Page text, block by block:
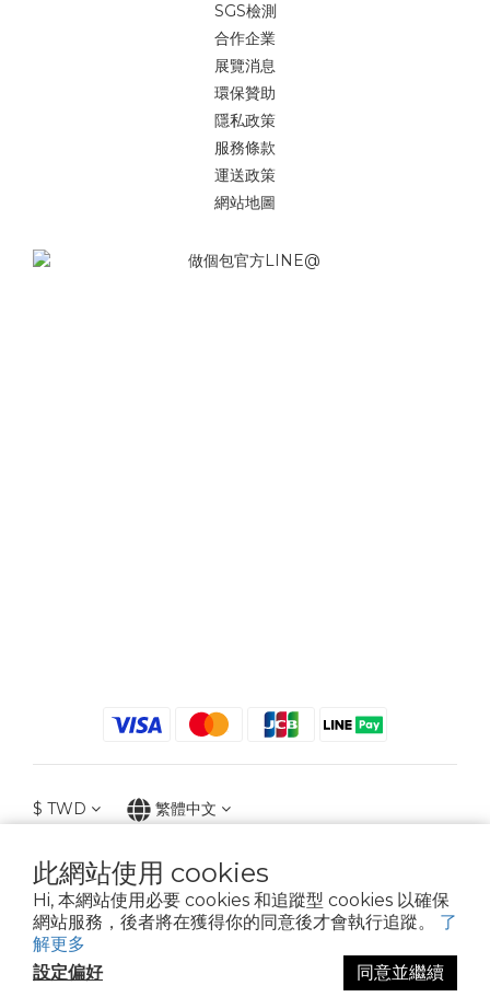
此網站使用 cookies
Hi, 本網站使用必要 cookies 和追蹤型 cookies 以確保
網站服務，後者將在獲得你的同意後才會執行追蹤。 了
解更多
設定偏好
同意並繼續
SGS檢測
合作企業
展覽消息
環保贊助
隱私政策
服務條款
運送政策
網站地圖
$ TWD 繁體中文
2021 © iGreenbag | DoaBag | Working Hrs 8:30 - 18:00｜新北市新莊區中正路
659-5號3樓 | 02-2903-8800 | 統編 : 28396448 (唯一統編無關係企業)